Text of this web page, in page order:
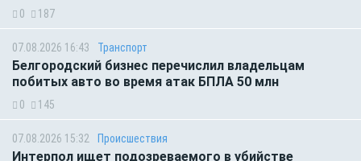
0 187
07.08.2026 16:43 Транспорт
Белгородский бизнес перечислил владельцам
побитых авто во время атак БПЛА 50 млн
0 145
07.08.2026 15:32 Происшествия
Интерпол ищет подозреваемого в убийстве